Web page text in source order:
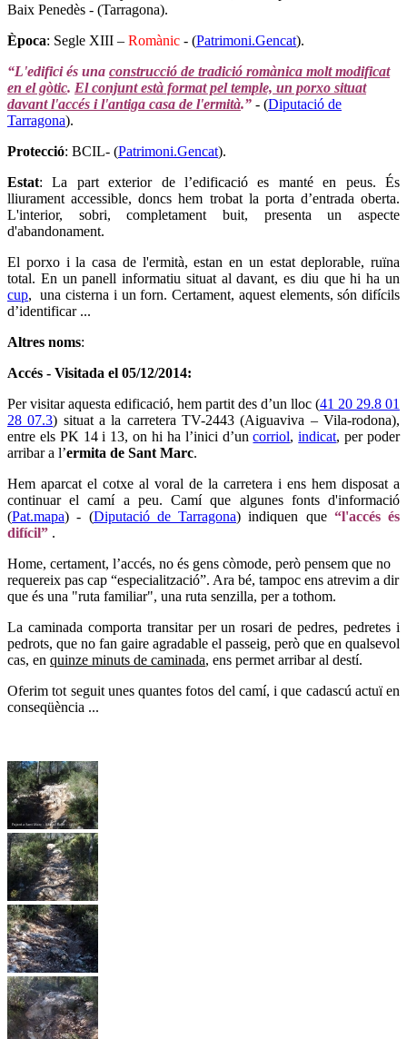
Baix Penedès - (Tarragona).
Època: Segle XIII – Romànic - (Patrimoni.Gencat).
“L'edifici és una construcció de tradició romànica molt modificat
en el gòtic. El conjunt està format pel temple, un porxo situat
davant l'accés i l'antiga casa de l'ermità.” - (Diputació de
Tarragona).
Protecció: BCIL- (Patrimoni.Gencat).
Estat: La part exterior de l’edificació es manté en peus. És
lliurament accessible, doncs hem trobat la porta d’entrada oberta.
L'interior, sobri, completament buit, presenta un aspecte
d'abandonament.
El porxo i la casa de l'ermità, estan en un estat deplorable, ruïna
total. En un panell informatiu situat al davant, es diu que hi ha un
cup, una cisterna i un forn. Certament, aquest elements, són difícils
d’identificar ...
Altres noms:
Accés - Visitada el 05/12/2014:
Per visitar aquesta edificació, hem partit des d’un lloc (41 20 29.8 01
28 07.3) situat a la carretera TV-2443 (Aiguaviva – Vila-rodona),
entre els PK 14 i 13, on hi ha l’inici d’uncorriol,indicat, per poder
arribar a l’ermita de Sant Marc.
Hem aparcat el cotxe al voral de la carretera i ens hem disposat a
continuar el camí a peu. Camí que algunes fonts d'informació
(Pat.mapa) - (Diputació de Tarragona) indiquen que “l'accés és
difícil” .
Home, certament, l’accés, no és gens còmode, però pensem que no
requereix pas cap “especialització”. Ara bé, tampoc ens atrevim a dir
que és una "ruta familiar", una ruta senzilla, per a tothom.
La caminada comporta transitar per un rosari de pedres, pedretes i
pedrots, que no fan gaire agradable el passeig, però que en qualsevol
cas, en quinze minuts de caminada, ens permet arribar al destí.
Oferim tot seguit unes quantes fotos del camí, i que cadascú actuï en
conseqüència ...